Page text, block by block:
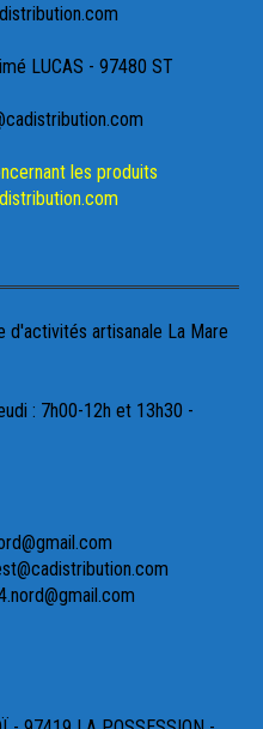
LUCAS - 97480 ST
les produits
artisanale La Mare
: 7h00-12h et 13h30 -